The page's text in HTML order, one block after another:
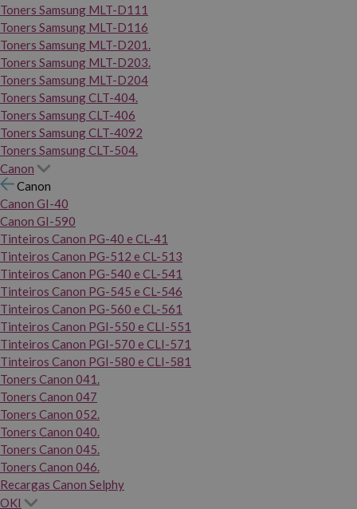
Toners Samsung MLT-D111
Toners Samsung MLT-D116
Toners Samsung MLT-D201.
Toners Samsung MLT-D203.
Toners Samsung MLT-D204
Toners Samsung CLT-404.
Toners Samsung CLT-406
Toners Samsung CLT-4092
Toners Samsung CLT-504.
Canon
Canon
Canon GI-40
Canon GI-590
Tinteiros Canon PG-40 e CL-41
Tinteiros Canon PG-512 e CL-513
Tinteiros Canon PG-540 e CL-541
Tinteiros Canon PG-545 e CL-546
Tinteiros Canon PG-560 e CL-561
Tinteiros Canon PGI-550 e CLI-551
Tinteiros Canon PGI-570 e CLI-571
Tinteiros Canon PGI-580 e CLI-581
Toners Canon 041.
Toners Canon 047
Toners Canon 052.
Toners Canon 040.
Toners Canon 045.
Toners Canon 046.
Recargas Canon Selphy
OKI